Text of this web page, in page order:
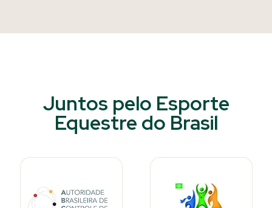
Juntos pelo Esporte
Equestre do Brasil​